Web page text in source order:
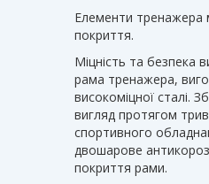
Елементи тренажера
покриття.
Міцність та безпека
рама тренажера,
високоміцної сталі.
вигляд протягом
спортивного
двошарове
покриття рами.